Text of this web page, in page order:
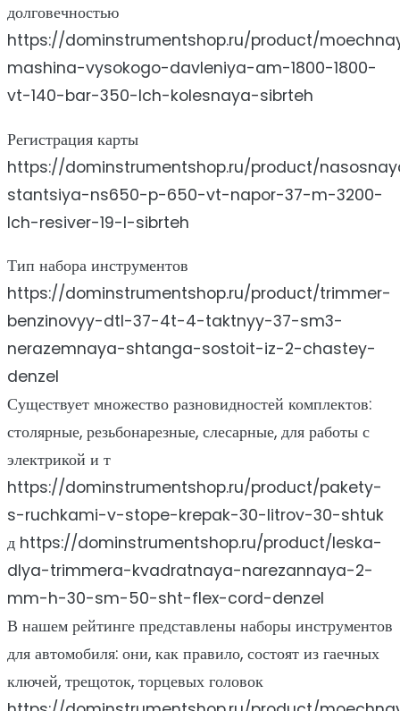
долговечностью
https://dominstrumentshop.ru/product/
mashina-vysokogo-davleniya-am-1800-1800-
vt-140-bar-350-lch-kolesnaya-sibrteh
Регистрация карты
https://dominstrumentshop.ru/product/
stantsiya-ns650-p-650-vt-napor-37-m-3200-
lch-resiver-19-l-sibrteh
Тип набора инструментов
https://dominstrumentshop.ru/product/trimmer-
benzinovyy-dtl-37-4t-4-taktnyy-37-sm3-
nerazemnaya-shtanga-sostoit-iz-2-chastey-
denzel
Существует множество разновидностей комплектов:
столярные, резьбонарезные, слесарные, для работы с
электрикой и т
https://dominstrumentshop.ru/product/pakety-
s-ruchkami-v-stope-krepak-30-litrov-30-shtuk
д https://dominstrumentshop.ru/product/leska-
dlya-trimmera-kvadratnaya-narezannaya-2-
mm-h-30-sm-50-sht-flex-cord-denzel
В нашем рейтинге представлены наборы инструментов
для автомобиля: они, как правило, состоят из гаечных
ключей, трещоток, торцевых головок